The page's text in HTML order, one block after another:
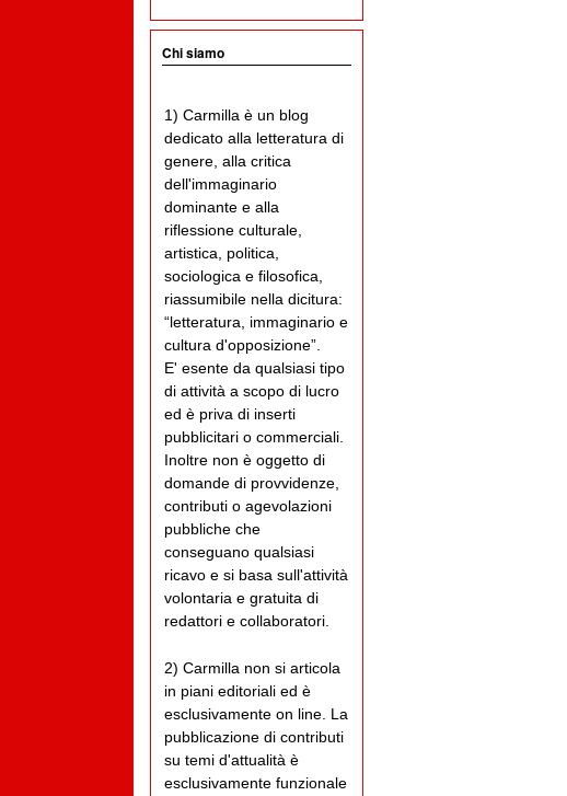
Chi siamo
1) Carmilla è un blog
dedicato alla letteratura di
genere, alla critica
dell'immaginario
dominante e alla
riflessione culturale,
artistica, politica,
sociologica e filosofica,
riassumibile nella dicitura:
“letteratura, immaginario e
cultura d'opposizione”.
E' esente da qualsiasi tipo
di attività a scopo di lucro
ed è priva di inserti
pubblicitari o commerciali.
Inoltre non è oggetto di
domande di provvidenze,
contributi o agevolazioni
pubbliche che
conseguano qualsiasi
ricavo e si basa sull'attività
volontaria e gratuita di
redattori e collaboratori.
2) Carmilla non si articola
in piani editoriali ed è
esclusivamente on line. La
pubblicazione di contributi
su temi d'attualità è
esclusivamente funzionale